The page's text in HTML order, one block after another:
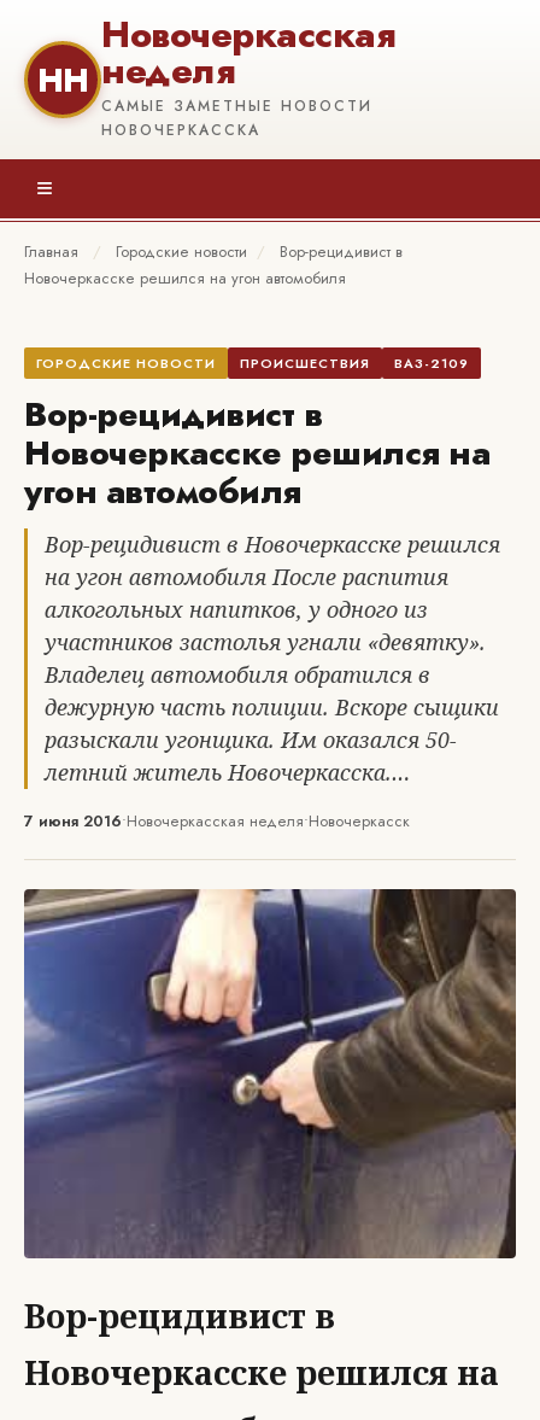
НН
Новочеркасская
неделя
САМЫЕ ЗАМЕТНЫЕ НОВОСТИ
НОВОЧЕРКАССКА
≡
Главная / Городские новости /
Вор-рецидивист в
Новочеркасске решился на угон автомобиля
ГОРОДСКИЕ НОВОСТИ ПРОИСШЕСТВИЯ ВАЗ-2109
Вор-рецидивист в
Новочеркасске решился на
угон автомобиля
Вор-рецидивист в Новочеркасске решился
на угон автомобиля После распития
алкогольных напитков, у одного из
участников застолья угнали «девятку».
Владелец автомобиля обратился в
дежурную часть полиции. Вскоре сыщики
разыскали угонщика. Им оказался 50-
летний житель Новочеркасска.…
7 июня 2016•Новочеркасская неделя•Новочеркасск
Вор-рецидивист в
Новочеркасске решился на